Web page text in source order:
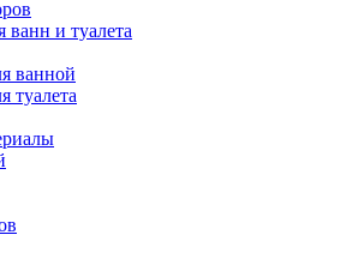
и туалета
ванной
туалета